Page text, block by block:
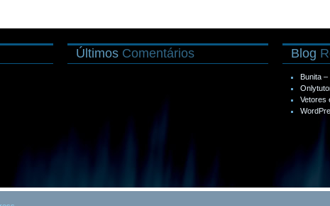
Últimos Comentários Blog
Bunita –
Vetores